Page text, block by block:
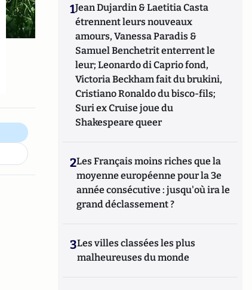
1Jean Dujardin & Laetitia Casta
étrennent leurs nouveaux
amours, Vanessa Paradis &
Samuel Benchetrit enterrent le
leur; Leonardo di Caprio fond,
Victoria Beckham fait du brukini,
Cristiano Ronaldo du bisco-fils;
Suri ex Cruise joue du
Shakespeare queer
2Les Français moins riches que la
moyenne européenne pour la 3e
année consécutive : jusqu'où ira le
grand déclassement ?
3Les villes classées les plus
malheureuses du monde